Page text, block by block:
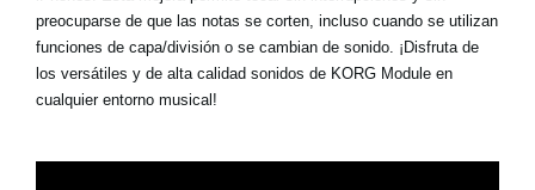
preocuparse de que las notas se corten, incluso cuando se utilizan
funciones de capa/división o se cambian de sonido. ¡Disfruta de
los versátiles y de alta calidad sonidos de KORG Module en
cualquier entorno musical!